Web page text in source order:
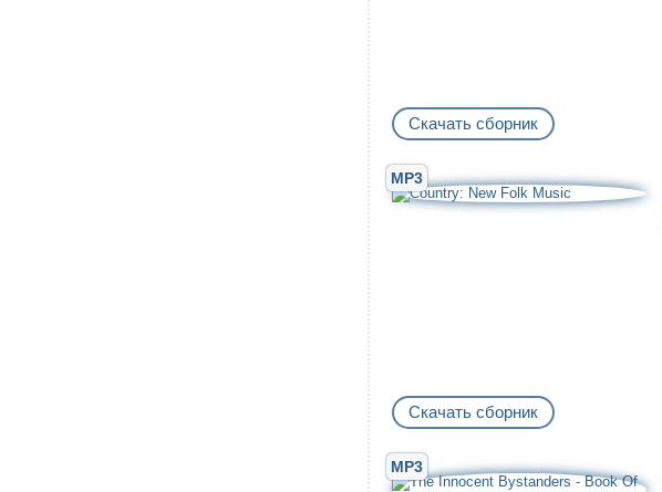
Скачать сборник
MP3
Скачать сборник
MP3